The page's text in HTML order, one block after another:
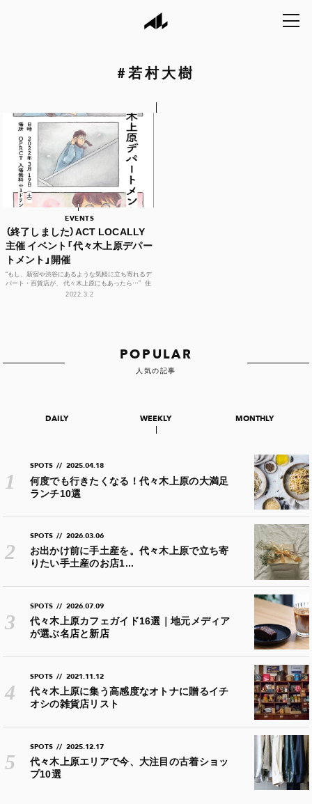
#若村大樹
EVENTS
（終了しました）ACT LOCALLY
主催 イベント「代々木上原デパー
トメント」開催
“もし、新宿や渋谷にあるような気軽に立ち寄れるデ
パート・百貨店が、 代々木上原にもあったら…” 住
宅街にある路面店や個人営業の...
2022.3.2
POPULAR
人気の記事
DAILY WEEKLY MONTHLY
SPOTS // 2025.04.18
何度でも行きたくなる！代々木上原の大満足
ランチ10選
SPOTS // 2026.03.06
お出かけ前に手土産を。代々木上原で立ち寄
りたい手土産のお店1...
SPOTS // 2026.07.09
代々木上原カフェガイド16選｜地元メディア
が選ぶ名店と新店
SPOTS // 2021.11.12
代々木上原に集う高感度なオトナに贈るイチ
オシの雑貨店リスト
SPOTS // 2025.12.17
代々木上原エリアで今、大注目の古着ショッ
プ10選